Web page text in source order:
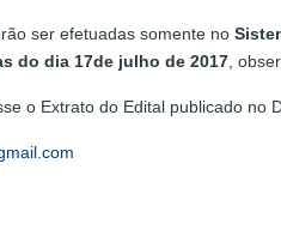
ser efetuadas somente no
do dia 17de julho de 2017,
o Extrato do Edital publicado no